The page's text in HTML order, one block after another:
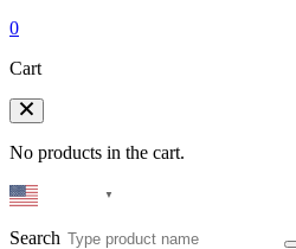
0
Cart
No products in the cart.
▼
Search